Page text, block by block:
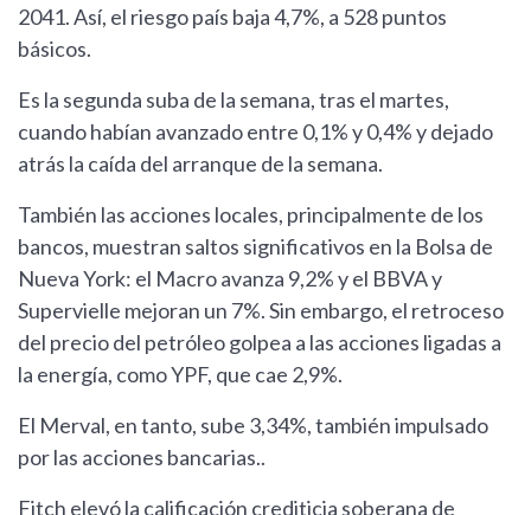
2041. Así, el riesgo país baja 4,7%, a 528 puntos
básicos.
Es la segunda suba de la semana, tras el martes,
cuando habían avanzado entre 0,1% y 0,4% y dejado
atrás la caída del arranque de la semana.
También las acciones locales, principalmente de los
bancos, muestran saltos significativos en la Bolsa de
Nueva York: el Macro avanza 9,2% y el BBVA y
Supervielle mejoran un 7%. Sin embargo, el retroceso
del precio del petróleo golpea a las acciones ligadas a
la energía, como YPF, que cae 2,9%.
El Merval, en tanto, sube 3,34%, también impulsado
por las acciones bancarias..
Fitch elevó la calificación crediticia soberana de